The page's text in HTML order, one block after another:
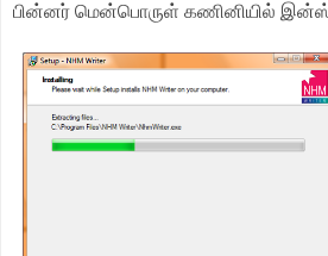
பின்னர் மென்பொருள் கணினியில்